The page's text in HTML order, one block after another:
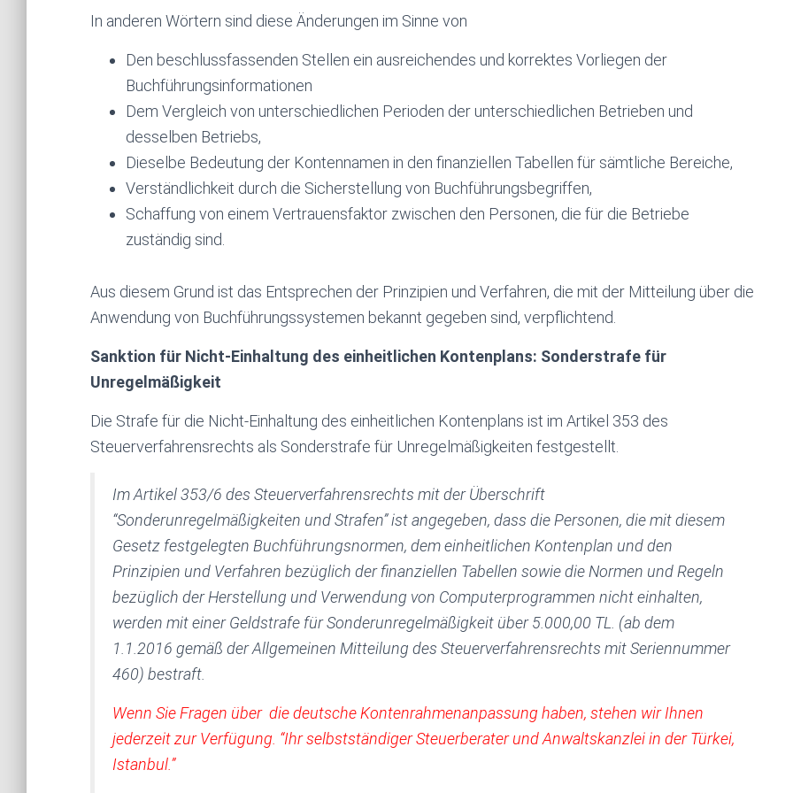
In anderen Wörtern sind diese Änderungen im Sinne von
Den beschlussfassenden Stellen ein ausreichendes und korrektes Vorliegen der
Buchführungsinformationen
Dem Vergleich von unterschiedlichen Perioden der unterschiedlichen Betrieben und
desselben Betriebs,
Dieselbe Bedeutung der Kontennamen in den finanziellen Tabellen für sämtliche Bereiche,
Verständlichkeit durch die Sicherstellung von Buchführungsbegriffen,
Schaffung von einem Vertrauensfaktor zwischen den Personen, die für die Betriebe
zuständig sind.
Aus diesem Grund ist das Entsprechen der Prinzipien und Verfahren, die mit der Mitteilung über die
Anwendung von Buchführungssystemen bekannt gegeben sind, verpflichtend.
Sanktion für Nicht-Einhaltung des einheitlichen Kontenplans: Sonderstrafe für
Unregelmäßigkeit
Die Strafe für die Nicht-Einhaltung des einheitlichen Kontenplans ist im Artikel 353 des
Steuerverfahrensrechts als Sonderstrafe für Unregelmäßigkeiten festgestellt.
Im Artikel 353/6 des Steuerverfahrensrechts mit der Überschrift
“Sonderunregelmäßigkeiten und Strafen” ist angegeben, dass die Personen, die mit diesem
Gesetz festgelegten Buchführungsnormen, dem einheitlichen Kontenplan und den
Prinzipien und Verfahren bezüglich der finanziellen Tabellen sowie die Normen und Regeln
bezüglich der Herstellung und Verwendung von Computerprogrammen nicht einhalten,
werden mit einer Geldstrafe für Sonderunregelmäßigkeit über 5.000,00 TL. (ab dem
1.1.2016 gemäß der Allgemeinen Mitteilung des Steuerverfahrensrechts mit Seriennummer
460) bestraft.
Wenn Sie Fragen überdie deutsche Kontenrahmenanpassung haben, stehen wir Ihnen
jederzeit zur Verfügung. “Ihr selbstständiger Steuerberaterund Anwaltskanzlei in der Türkei,
Istanbul.”